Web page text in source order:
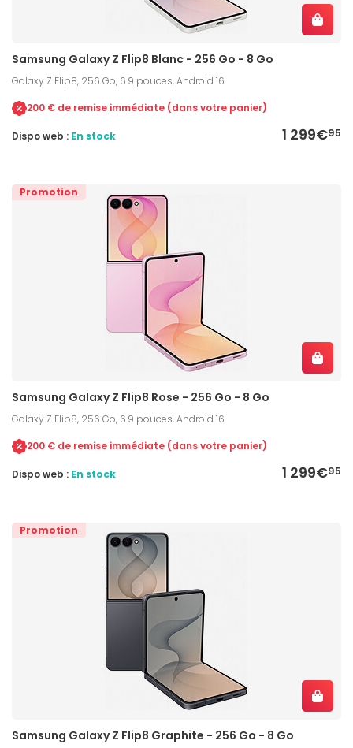
Samsung Galaxy Z Flip8 Blanc - 256 Go - 8 Go
Galaxy Z Flip8, 256 Go, 6.9 pouces, Android 16
200 € de remise immédiate (dans votre panier)
1 299€95
Dispo web : En stock
Promotion
Samsung Galaxy Z Flip8 Rose - 256 Go - 8 Go
Galaxy Z Flip8, 256 Go, 6.9 pouces, Android 16
200 € de remise immédiate (dans votre panier)
1 299€95
Dispo web : En stock
Promotion
Samsung Galaxy Z Flip8 Graphite - 256 Go - 8 Go